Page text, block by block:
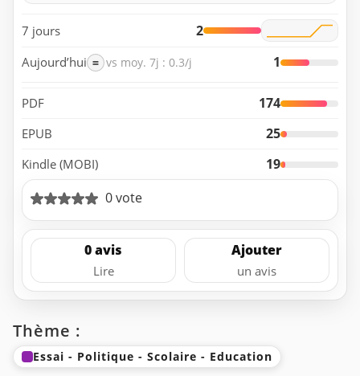
7 jours 2
Aujourd’hui = vs moy. 7j : 0.3/j 1
PDF 174
EPUB 25
Kindle (MOBI)
19
0 vote
0 avis
Lire
Ajouter
un avis
Thème :
Essai - Politique - Scolaire - Education